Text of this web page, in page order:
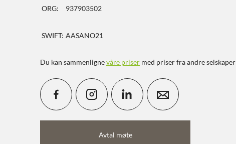
ORG: 937903502
SWIFT: AASANO21
Du kan sammenlignevåre priser med priser fra andre selskaper
Avtal møte